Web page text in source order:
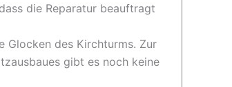
die Reparatur beauftragt
Glocken des Kirchturms. Zur
gibt es noch keine